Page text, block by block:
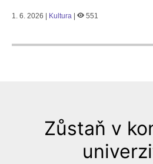
1. 6. 2026 | Kultura 551
Zůstaň v